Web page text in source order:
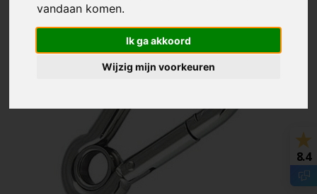
vandaan komen.
Ik ga akkoord
Wijzig mijn voorkeuren
8.4